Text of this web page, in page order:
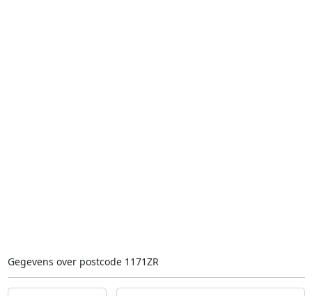
Gegevens over postcode 1171ZR